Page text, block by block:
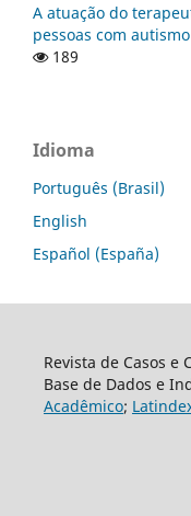
A atuação do
pessoas com autismo
189
Idioma
Português (Brasil)
English
Español (España)
Revista de Casos e
Base de Dados e
Acadêmico;